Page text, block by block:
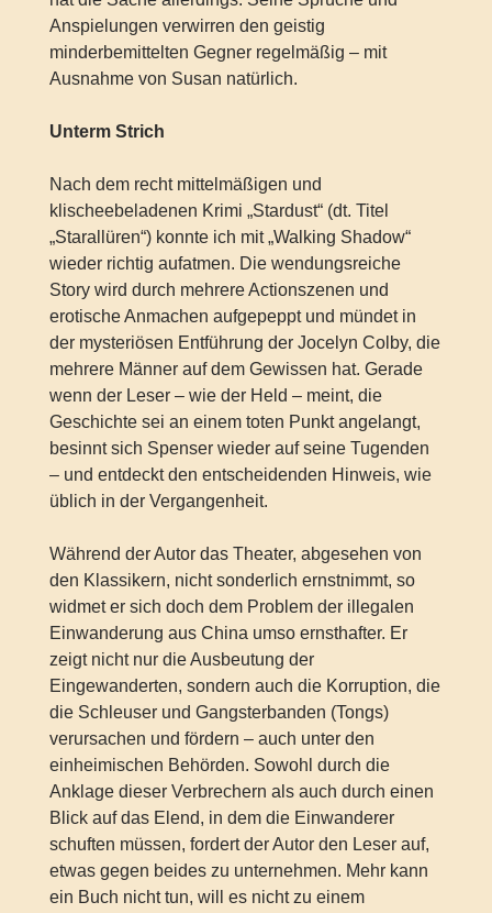
Anspielungen verwirren den geistig
minderbemittelten Gegner regelmäßig – mit
Ausnahme von Susan natürlich.
Unterm Strich
Nach dem recht mittelmäßigen und
klischeebeladenen Krimi „Stardust“ (dt. Titel
„Starallüren“) konnte ich mit „Walking Shadow“
wieder richtig aufatmen. Die wendungsreiche
Story wird durch mehrere Actionszenen und
erotische Anmachen aufgepeppt und mündet in
der mysteriösen Entführung der Jocelyn Colby, die
mehrere Männer auf dem Gewissen hat. Gerade
wenn der Leser – wie der Held – meint, die
Geschichte sei an einem toten Punkt angelangt,
besinnt sich Spenser wieder auf seine Tugenden
– und entdeckt den entscheidenden Hinweis, wie
üblich in der Vergangenheit.
Während der Autor das Theater, abgesehen von
den Klassikern, nicht sonderlich ernstnimmt, so
widmet er sich doch dem Problem der illegalen
Einwanderung aus China umso ernsthafter. Er
zeigt nicht nur die Ausbeutung der
Eingewanderten, sondern auch die Korruption, die
die Schleuser und Gangsterbanden (Tongs)
verursachen und fördern – auch unter den
einheimischen Behörden. Sowohl durch die
Anklage dieser Verbrechern als auch durch einen
Blick auf das Elend, in dem die Einwanderer
schuften müssen, fordert der Autor den Leser auf,
etwas gegen beides zu unternehmen. Mehr kann
ein Buch nicht tun, will es nicht zu einem